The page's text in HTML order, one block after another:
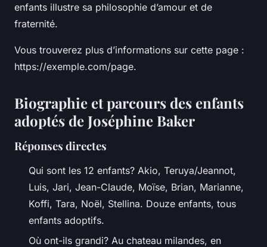
enfants illustre sa philosophie d’amour et de
fraternité.
Vous trouverez plus d’informations sur cette page :
https://exemple.com/page.
Biographie et parcours des enfants
adoptés de Joséphine Baker
Réponses directes
Qui sont les 12 enfants? Akio, Teruya/Jeannot,
Luis, Jari, Jean-Claude, Moïse, Brian, Marianne,
Koffi, Tara, Noël, Stellina. Douze enfants, tous
enfants adoptifs.
Où ont-ils grandi? Au chateau milandes, en